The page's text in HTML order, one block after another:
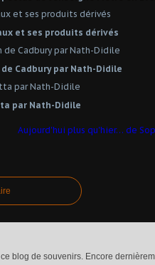
et ses produits dérivés
Cadbury par Nath-Didile
par Nath-Didile
Aujourd'hui plus qu'hier… de
blog de souvenirs. Encore